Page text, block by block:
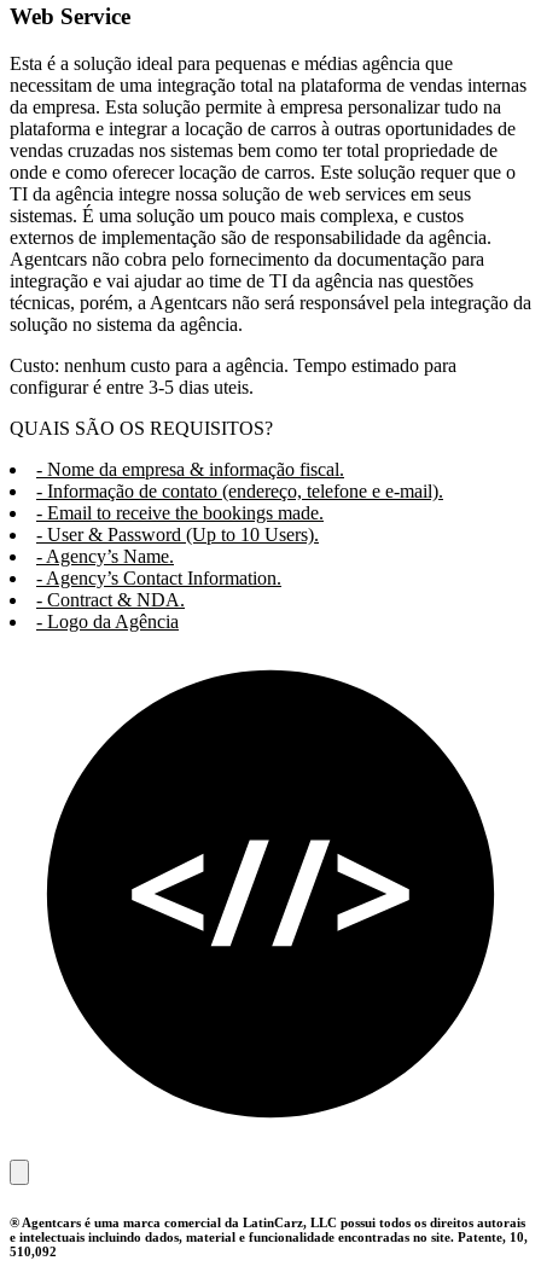
Web Service
Esta é a solução ideal para pequenas e médias agência que
necessitam de uma integração total na plataforma de vendas internas
da empresa. Esta solução permite à empresa personalizar tudo na
plataforma e integrar a locação de carros à outras oportunidades de
vendas cruzadas nos sistemas bem como ter total propriedade de
onde e como oferecer locação de carros. Este solução requer que o
TI da agência integre nossa solução de web services em seus
sistemas. É uma solução um pouco mais complexa, e custos
externos de implementação são de responsabilidade da agência.
Agentcars não cobra pelo fornecimento da documentação para
integração e vai ajudar ao time de TI da agência nas questões
técnicas, porém, a Agentcars não será responsável pela integração da
solução no sistema da agência.
Custo: nenhum custo para a agência. Tempo estimado para
configurar é entre 3-5 dias uteis.
QUAIS SÃO OS REQUISITOS?
- Nome da empresa & informação fiscal.
- Informação de contato (endereço, telefone e e-mail).
- Email to receive the bookings made.
- User & Password (Up to 10 Users).
- Agency’s Name.
- Agency’s Contact Information.
- Contract & NDA.
- Logo da Agência
® Agentcars é uma marca comercial da LatinCarz, LLC possui todos os direitos autorais
e intelectuais incluindo dados, material e funcionalidade encontradas no site. Patente, 10,
510,092